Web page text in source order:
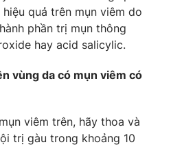
Bất động sản
Tấm lòng Việt
VTV8
quả trên mụn viêm do
phần trị mụn thông
hay acid salicylic.
vùng da có mụn viêm có
viêm trên, hãy thoa và
trị gàu trong khoảng 10